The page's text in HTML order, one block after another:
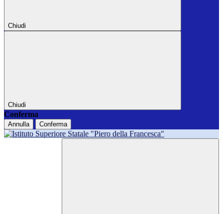
Chiudi
Chiudi
Conferma
Annulla Conferma